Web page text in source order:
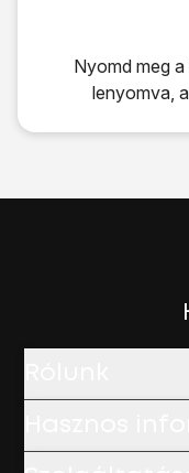
Lépés 1/6Nyomd meg a
lenyomva,
Nyomd mega